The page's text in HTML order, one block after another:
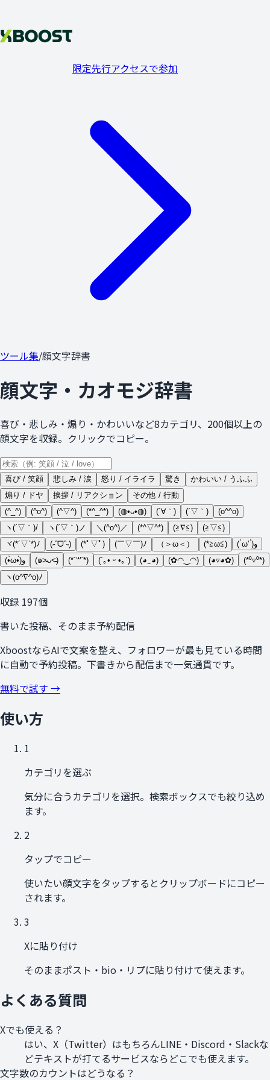
限定先行アクセスで参加
ツール集/顔文字辞書
顔文字・カオモジ辞書
喜び・悲しみ・煽り・かわいいなど8カテゴリ、200個以上の
顔文字を収録。クリックでコピー。
喜び / 笑顔 悲しみ / 涙 怒り / イライラ 驚き
かわいい / うふふ
煽り / ドヤ
挨拶 / リアクション
その他 / 行動
(^_^)
(^o^) (^▽^) (*^_^*) (◍•ᴗ•◍) (´∀｀) (´▽｀)
(o^^o)
ヽ(´▽｀)/
ヽ(´▽｀)ノ ＼(^o^)／ (*^▽^*) (≧∇≦)
(≧▽≦)
ヾ(*´▽`*)ﾉ
(˶ˆᗜˆ˵) (*ﾟ▽ﾟ) (￣▽￣)ﾉ （＞ω＜） (*≧ω≦)
( ̀ω' ́)و
(•̀ω•́)و
(๑˃̵ᴗ˂̵) (*´꒳`*) (´｡• ᵕ •｡`) (◕‿◕) (✿◠‿◠) (◕▿◕✿)
(*⁰▿⁰*)
ヽ(o^∇^o)ﾉ
収録 197個
書いた投稿、そのまま予約配信
XboostならAIで文案を整え、フォロワーが最も見ている時間
に自動で予約投稿。下書きから配信まで一気通貫です。
無料で試す →
使い方
1
カテゴリを選ぶ
気分に合うカテゴリを選択。検索ボックスでも絞り込め
ます。
2
タップでコピー
使いたい顔文字をタップするとクリップボードにコピー
されます。
3
Xに貼り付け
そのままポスト・bio・リプに貼り付けて使えます。
よくある質問
Xでも使える？
はい、X（Twitter）はもちろんLINE・Discord・Slackな
どテキストが打てるサービスならどこでも使えます。
文字数のカウントはどうなる？